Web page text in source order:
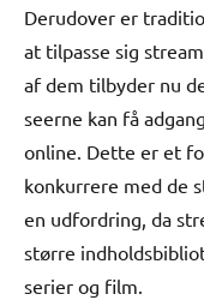
Derudover er
at tilpasse sig
af dem tilbyder nu
seerne kan få
online. Dette er et
konkurrere med de
en udfordring, da
større
serier og film.